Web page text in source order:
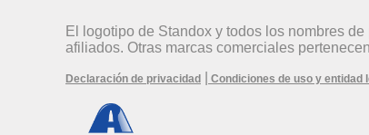
El logotipo de Standox y todos los nombres
afiliados. Otras marcas comerciales
Declaración de privacidad Condiciones de uso y entidad